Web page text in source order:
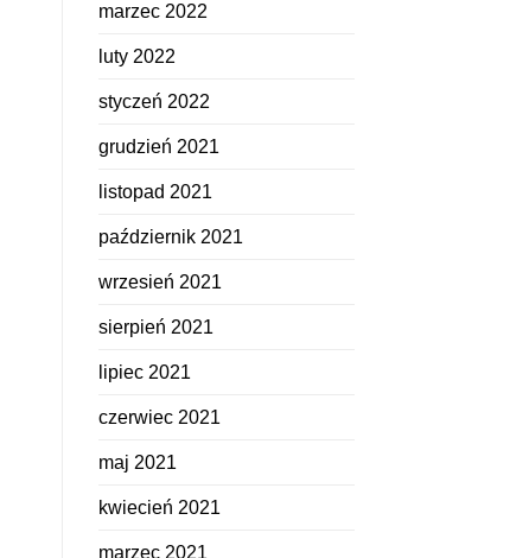
marzec 2022
luty 2022
styczeń 2022
grudzień 2021
listopad 2021
październik 2021
wrzesień 2021
sierpień 2021
lipiec 2021
czerwiec 2021
maj 2021
kwiecień 2021
marzec 2021